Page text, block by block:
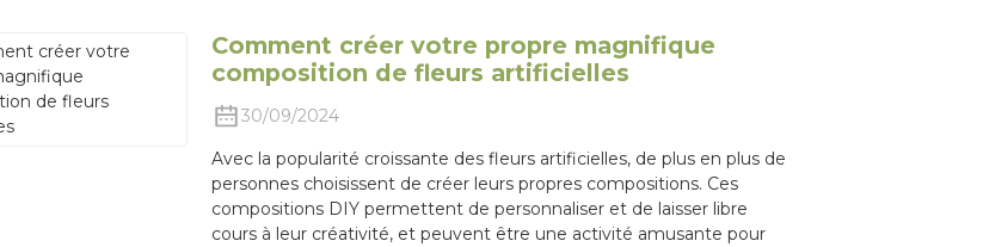
Comment créer votre propre magnifique
composition de fleurs artificielles
30/09/2024
Avec la popularité croissante des fleurs artificielles, de plus en plus de
personnes choisissent de créer leurs propres compositions. Ces
compositions DIY permettent de personnaliser et de laisser libre
cours à leur créativité, et peuvent être une activité amusante pour